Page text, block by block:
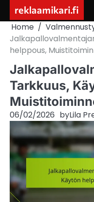
content
reklaamikari.fi
Home
helppous,
Tarkkuus,
06/02/2026 byLila